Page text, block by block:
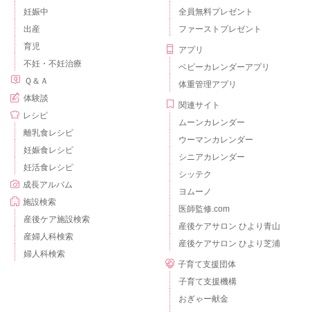
妊娠中
出産
育児
不妊・不妊治療
Ｑ＆Ａ
体験談
レシピ
離乳食レシピ
妊娠食レシピ
妊活食レシピ
成長アルバム
施設検索
産後ケア施設検索
産婦人科検索
婦人科検索
全員無料プレゼント
ファーストプレゼント
アプリ
ベビーカレンダーアプリ
体重管理アプリ
関連サイト
ムーンカレンダー
ウーマンカレンダー
シニアカレンダー
シッテク
ヨムーノ
医師監修.com
産後ケアサロン ひより青山
産後ケアサロン ひより芝浦
子育て支援団体
子育て支援機構
おぎゃー献金